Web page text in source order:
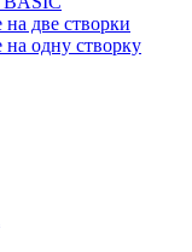
две створки
одну створку